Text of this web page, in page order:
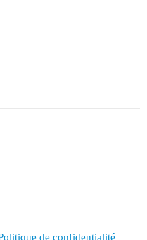
de confidentialité